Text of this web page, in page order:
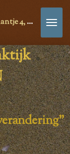
KAMELEON, Patrijslaantje 4,
2171 LG